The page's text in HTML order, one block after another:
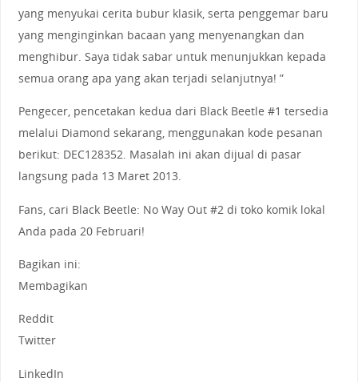
yang menyukai cerita bubur klasik, serta penggemar baru
yang menginginkan bacaan yang menyenangkan dan
menghibur. Saya tidak sabar untuk menunjukkan kepada
semua orang apa yang akan terjadi selanjutnya! ”
Pengecer, pencetakan kedua dari Black Beetle #1 tersedia
melalui Diamond sekarang, menggunakan kode pesanan
berikut: DEC128352. Masalah ini akan dijual di pasar
langsung pada 13 Maret 2013.
Fans, cari Black Beetle: No Way Out #2 di toko komik lokal
Anda pada 20 Februari!
Bagikan ini:
Membagikan
Reddit
Twitter
LinkedIn